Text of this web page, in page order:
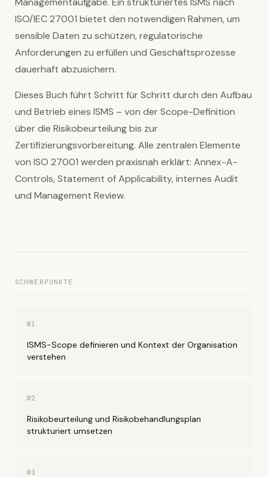
ISO/IEC 27001 bietet den notwendigen Rahmen, um
sensible Daten zu schützen, regulatorische
Anforderungen zu erfüllen und Geschäftsprozesse
dauerhaft abzusichern.
Dieses Buch führt Schritt für Schritt durch den Aufbau
und Betrieb eines ISMS – von der Scope-Definition
über die Risikobeurteilung bis zur
Zertifizierungsvorbereitung. Alle zentralen Elemente
von ISO 27001 werden praxisnah erklärt: Annex-A-
Controls, Statement of Applicability, internes Audit
und Management Review.
SCHWERPUNKTE
01
ISMS-Scope definieren und Kontext der Organisation
verstehen
02
Risikobeurteilung und Risikobehandlungsplan
strukturiert umsetzen
03